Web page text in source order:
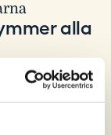
alla
dig till och